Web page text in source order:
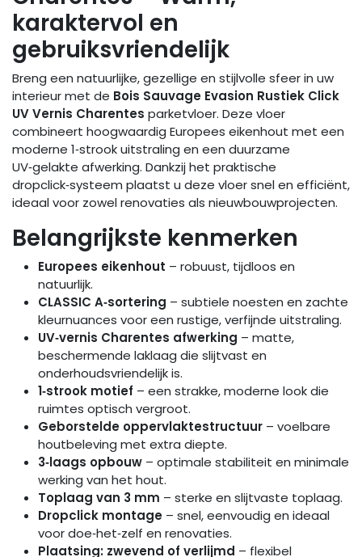
karaktervol en
gebruiksvriendelijk
Breng een natuurlijke, gezellige en stijlvolle sfeer in uw
interieur met de Bois Sauvage Evasion Rustiek Click
UV Vernis Charentes parketvloer. Deze vloer
combineert hoogwaardig Europees eikenhout met een
moderne 1‑strook uitstraling en een duurzame
UV‑gelakte afwerking. Dankzij het praktische
dropclick‑systeem plaatst u deze vloer snel en efficiënt,
ideaal voor zowel renovaties als nieuwbouwprojecten.
Belangrijkste kenmerken
Europees eikenhout – robuust, tijdloos en
natuurlijk.
CLASSIC A‑sortering – subtiele noesten en zachte
kleurnuances voor een rustige, verfijnde uitstraling.
UV‑vernis Charentes afwerking – matte,
beschermende laklaag die slijtvast en
onderhoudsvriendelijk is.
1‑strook motief – een strakke, moderne look die
ruimtes optisch vergroot.
Geborstelde oppervlaktestructuur – voelbare
houtbeleving met extra diepte.
3‑laags opbouw – optimale stabiliteit en minimale
werking van het hout.
Toplaag van 3 mm – sterke en slijtvaste toplaag.
Dropclick montage – snel, eenvoudig en ideaal
voor doe‑het‑zelf en renovaties.
Plaatsing: zwevend of verlijmd – flexibel